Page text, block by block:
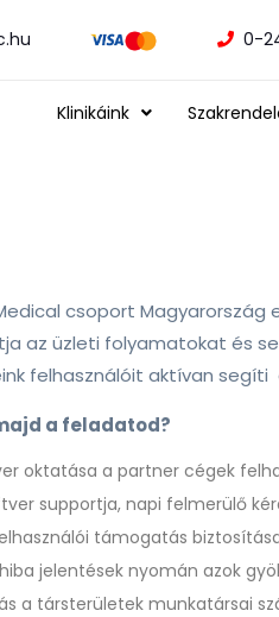
0-
Klinikáink
csoport
az üzleti folyamatokat és
felhasználóit aktívan segíti
a feladatod?
oktatása a partner cégek
supportja, napi felmerülő
támogatás
jelentések nyomán azok
a társterületek munkatársai